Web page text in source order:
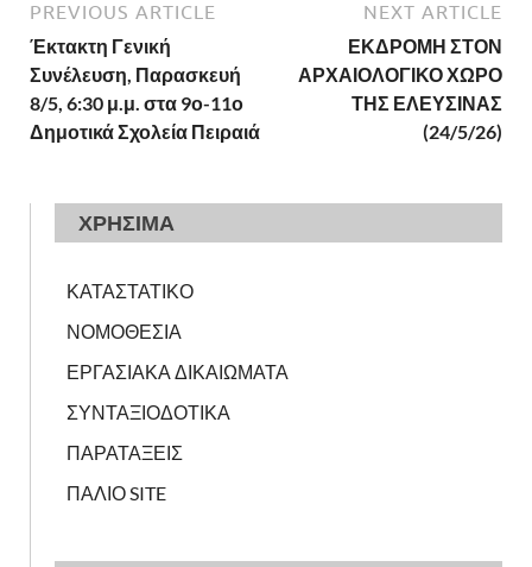
PREVIOUS ARTICLE
Έκτακτη Γενική
Συνέλευση, Παρασκευή
8/5, 6:30 μ.μ. στα 9ο-11ο
Δημοτικά Σχολεία Πειραιά
NEXT ARTICLE
ΕΚΔΡΟΜΗ ΣΤΟΝ
ΑΡΧΑΙΟΛΟΓΙΚΟ ΧΩΡΟ
ΤΗΣ ΕΛΕΥΣΙΝΑΣ
(24/5/26)
ΧΡΗΣΙΜΑ
ΚΑΤΑΣΤΑΤΙΚΟ
ΝΟΜΟΘΕΣΙΑ
ΕΡΓΑΣΙΑΚΑ ΔΙΚΑΙΩΜΑΤΑ
ΣΥΝΤΑΞΙΟΔΟΤΙΚΑ
ΠΑΡΑΤΑΞΕΙΣ
ΠΑΛΙΟ SITE